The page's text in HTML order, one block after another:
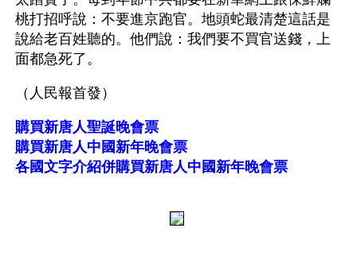
桃打招呼說：不要進京跑官。地頭蛇最清楚這話是
說給老百姓聽的。他們說：我們要不買官送錢，上
面都急死了。
（人民報首發）
購買新唐人聖誕晚會票
購買新唐人中國新年晚會票
各國文字介紹併購買新唐人中國新年晚會票